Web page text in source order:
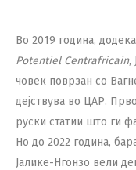
Во 2019 година,
Potentiel Centrafricain,
човек поврзан со
дејствува во ЦАР.
руски статии што ги
Но до 2022 година,
Јалике-Нгонзо вели